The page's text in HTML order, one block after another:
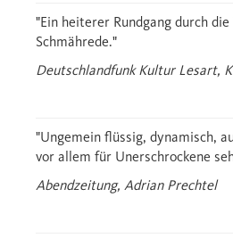
"Ein heiterer Rundgang durch
Schmährede."
Deutschlandfunk Kultur Lesart,
"Ungemein flüssig, dynamisch,
vor allem für Unerschrockene
Abendzeitung, Adrian Prechtel